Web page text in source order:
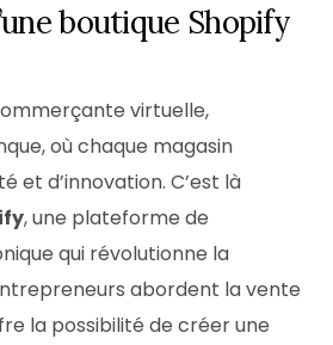
boutique Shopify
virtuelle,
où chaque magasin
et d’innovation. C’est là
, une plateforme de
qui révolutionne la
abordent la vente
la possibilité de créer une